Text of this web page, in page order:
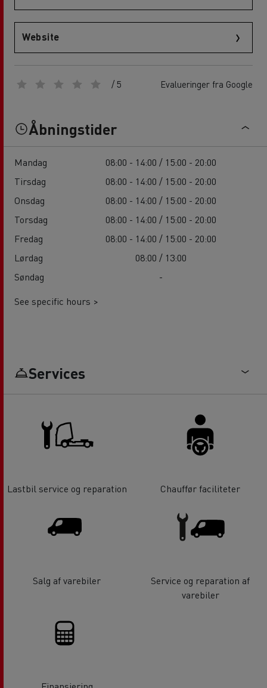
Website
/ 5 Evalueringer fra Google
Åbningstider
Mandag
08:00 - 14:00 / 15:00 - 20:00
Tirsdag
08:00 - 14:00 / 15:00 - 20:00
Onsdag
08:00 - 14:00 / 15:00 - 20:00
Torsdag
08:00 - 14:00 / 15:00 - 20:00
Fredag
08:00 - 14:00 / 15:00 - 20:00
Lørdag
08:00 / 13:00
Søndag
-
See specific hours >
Services
Lastbil service og reparation Chauffør faciliteter
Salg af varebiler
Service og reparation af
varebiler